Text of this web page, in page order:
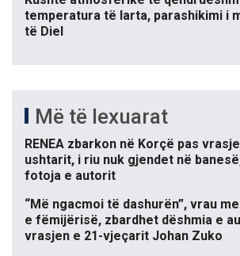
temperatura të larta, parashikimi i
të Diel
Më të lexuarat
RENEA zbarkon në Korçë pas
ushtarit, i riu nuk gjendet në
fotoja e autorit
“Më ngacmoi të dashurën”, vrau
e fëmijërisë, zbardhet dëshmia e
vrasjen e 21-vjeçarit Johan Zuko